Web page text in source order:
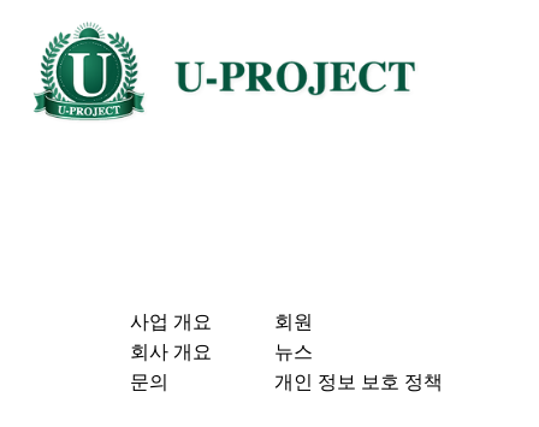
사업 개요
회원
회사 개요
뉴스
문의
개인 정보 보호 정책